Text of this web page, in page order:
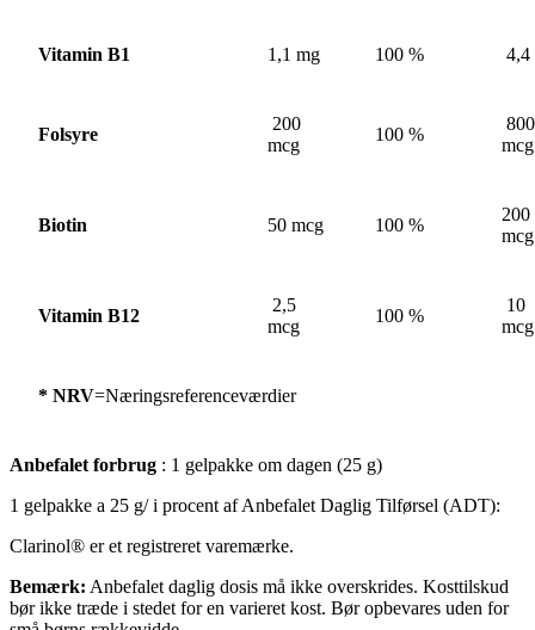
Vitamin B1 1,1 mg 100 % 4,4
Folsyre
200
mcg
100 %
800
mcg
Biotin 50 mcg 100 %
200
mcg
Vitamin B12
2,5
mcg
100 %
10
mcg
* NRV=Næringsreferenceværdier
Anbefalet forbrug : 1 gelpakke om dagen (25 g)
1 gelpakke a 25 g/ i procent af Anbefalet Daglig Tilførsel (ADT):
Clarinol® er et registreret varemærke.
Bemærk: Anbefalet daglig dosis må ikke overskrides. Kosttilskud
bør ikke træde i stedet for en varieret kost. Bør opbevares uden for